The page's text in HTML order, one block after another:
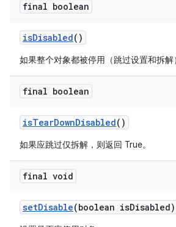
final boolean
isDisabled()
如果整个对象都被停用（跳过设置和拆解
final boolean
isTearDownDisabled()
如果应跳过仅拆解，则返回 True。
final void
setDisable(boolean isDisabled)